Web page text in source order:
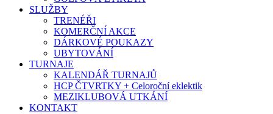
SLUŽBY
TRENÉŘI
KOMERČNÍ AKCE
DÁRKOVÉ POUKAZY
UBYTOVÁNÍ
TURNAJE
KALENDÁŘ TURNAJŮ
HCP ČTVRTKY + Celoroční eklektik
MEZIKLUBOVÁ UTKÁNÍ
KONTAKT